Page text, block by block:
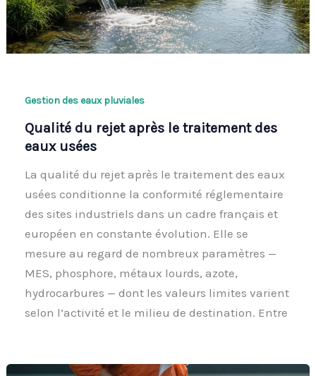
Gestion des eaux pluviales
Qualité du rejet après le traitement des
eaux usées
La qualité du rejet après le traitement des eaux
usées conditionne la conformité réglementaire
des sites industriels dans un cadre français et
européen en constante évolution. Elle se
mesure au regard de nombreux paramètres —
MES, phosphore, métaux lourds, azote,
hydrocarbures — dont les valeurs limites varient
selon l’activité et le milieu de destination. Entre